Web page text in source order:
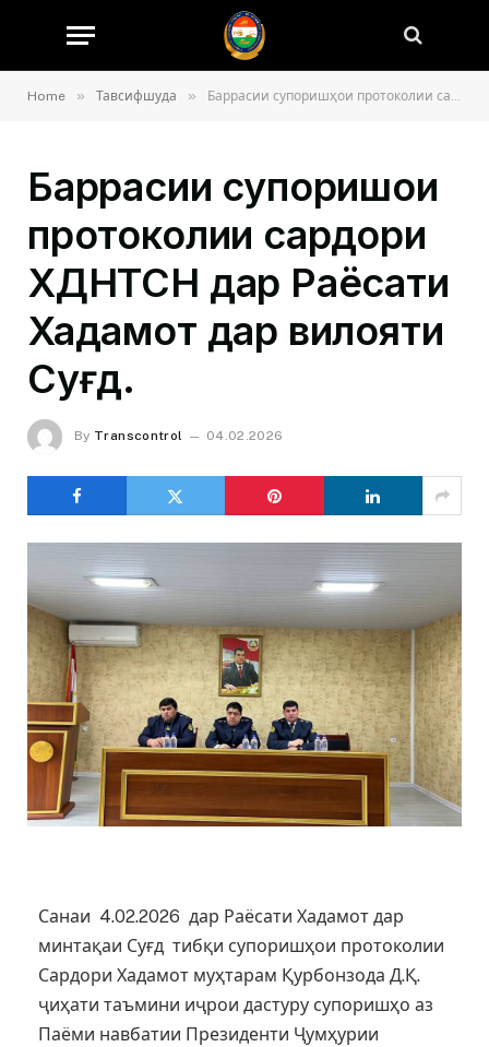
Home » Тавсифшуда » Баррасии супоришҳои протоколии сардори ХДНТСН дар Раёсати Хадамот дар вилояти Суғд.
Баррасии супоришҳои
протоколии сардори
ХДНТСН дар Раёсати
Хадамот дар вилояти
Суғд.
By Transcontrol 04.02.2026
Санаи 4.02.2026 дар Раёсати Хадамот дар
минтақаи Суғд тибқи супоришҳои протоколии
Сардори Хадамот муҳтарам Қурбонзода Д.Қ.
ҷиҳати таъмини иҷрои дастуру супоришҳо аз
Паёми навбатии Президенти Ҷумҳурии